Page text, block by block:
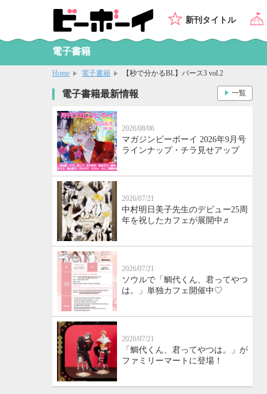
新刊タイトル
電子書籍
Home 電子書籍 【秒で分かるBL】バース3 vol.2
電子書籍最新情報
2026/08/06
マガジンビーボーイ 2026年9月号
ラインナップ・チラ見せアップ
2026/07/21
中村明日美子先生のデビュー25周
年を祝したカフェが展開中♬
2026/07/21
ソウルで「鯛代くん、君ってやつ
は。」単独カフェ開催中♡
2026/07/21
「鯛代くん、君ってやつは。」が
ファミリーマートに登場！
一覧